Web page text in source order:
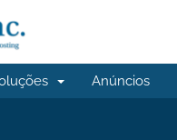
Anúncios